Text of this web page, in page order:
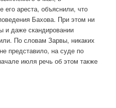
его ареста, объяснили, что
Бахова. При этом ни
и даже скандировании
По словам Зарвы, никаких
представило, на суде по
июля речь об этом также